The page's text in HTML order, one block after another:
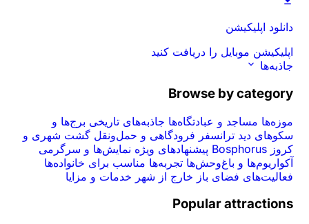
دانلود اپلیکیشن
اپلیکیشن موبایل را دریافت کنید
جاذبه‌ها
Browse by category
موزه‌ها مساجد و عبادتگاه‌ها جاذبه‌های تاریخی برج‌ها و
سکوهای دید ترانسفر فرودگاهی و حمل‌ونقل گشت شهری و
کروز Bosphorus
پیشنهادهای ویژه نمایش‌ها و سرگرمی
آکواریوم‌ها و باغ‌وحش‌ها تجربه‌ها مناسب برای خانواده‌ها
فعالیت‌های فضای باز خارج از شهر خدمات و مزایا
Popular attractions